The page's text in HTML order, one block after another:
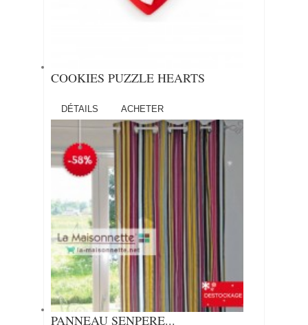
COOKIES PUZZLE HEARTS
DÉTAILS ACHETER
PANNEAU SENPERE...